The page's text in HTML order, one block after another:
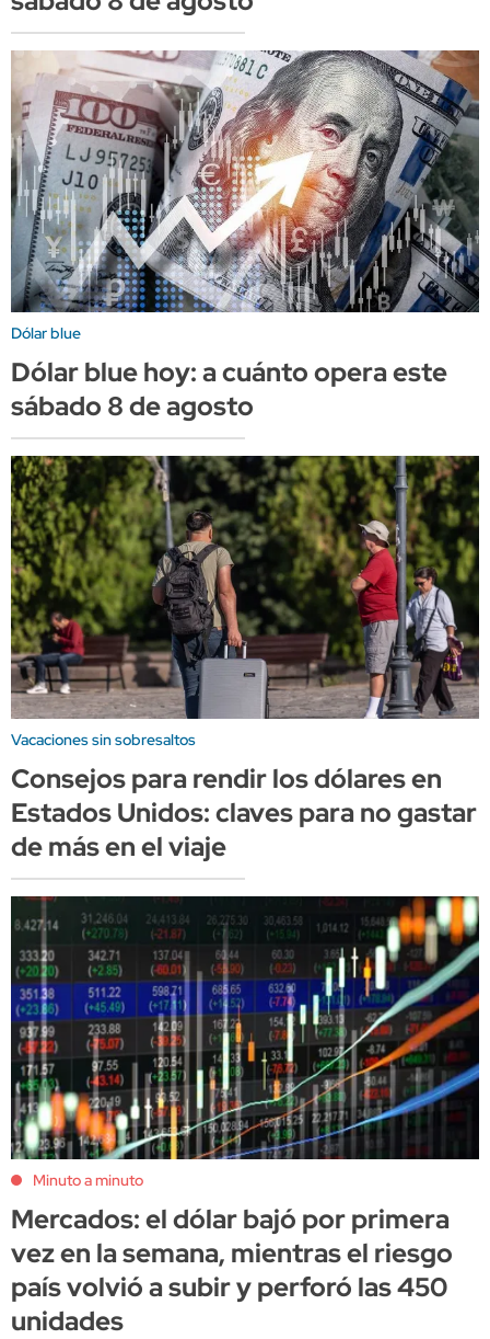
Dólar blue
Dólar blue hoy: a cuánto opera este
sábado 8 de agosto
Vacaciones sin sobresaltos
Consejos para rendir los dólares en
Estados Unidos: claves para no gastar
de más en el viaje
Minuto a minuto
Mercados: el dólar bajó por primera
vez en la semana, mientras el riesgo
país volvió a subir y perforó las 450
unidades